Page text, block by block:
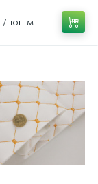
Туреччина
/пог. м